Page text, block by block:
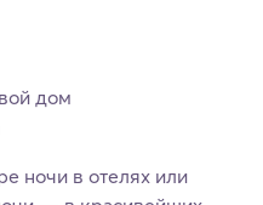
дом
ночи в отелях или